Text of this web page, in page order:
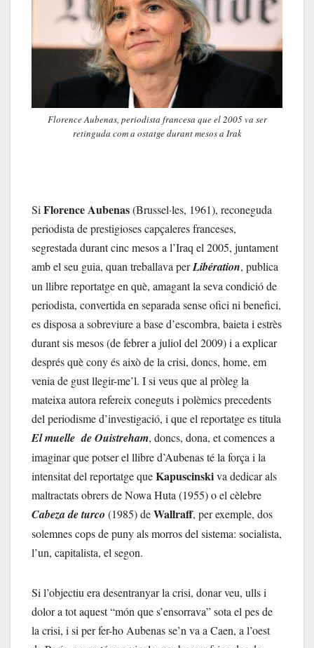
Florence Aubenas, periodista francesa que el 2005 va ser
retinguda com a ostatge durant mesos a Irak
Si Florence Aubenas(Brussel·les, 1961), reconeguda
periodista de prestigioses capçaleres franceses,
segrestada durant cinc mesos a l’Iraq el 2005, juntament
amb el seu guia, quan treballava perLibération, publica
un llibre reportatge en què, amagant la seva condició de
periodista, convertida en separada sense ofici ni benefici,
es disposa a sobreviure a base d’escombra, baieta i estrès
durant sis mesos (de febrer a juliol del 2009) i a explicar
després què cony és això de la crisi, doncs, home, em
venia de gust llegir-me’l. I si veus que al pròleg la
mateixa autora refereix coneguts i polèmics precedents
del periodisme d’investigació, i que el reportatge es titula
El muelle de Ouistreham, doncs, dona, et comences a
imaginar que potser el llibre d’Aubenas té la força i la
intensitat del reportatge queKapuscinskiva dedicar als
maltractats obrers de Nowa Huta (1955) o el cèlebre
Cabeza de turco (1985) deWallraff, per exemple, dos
solemnes cops de puny als morros del sistema: socialista,
l’un, capitalista, el segon.
Si l’objectiu era desentranyar la crisi, donar veu, ulls i
dolor a tot aquest “món que s’ensorrava” sota el pes de
la crisi, i si per fer-ho Aubenas se’n va a Caen, a l’oest